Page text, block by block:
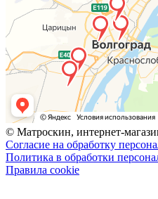
© Матроскин, интернет-
Согласие на обработку
Политика в обработки
Правила cookie